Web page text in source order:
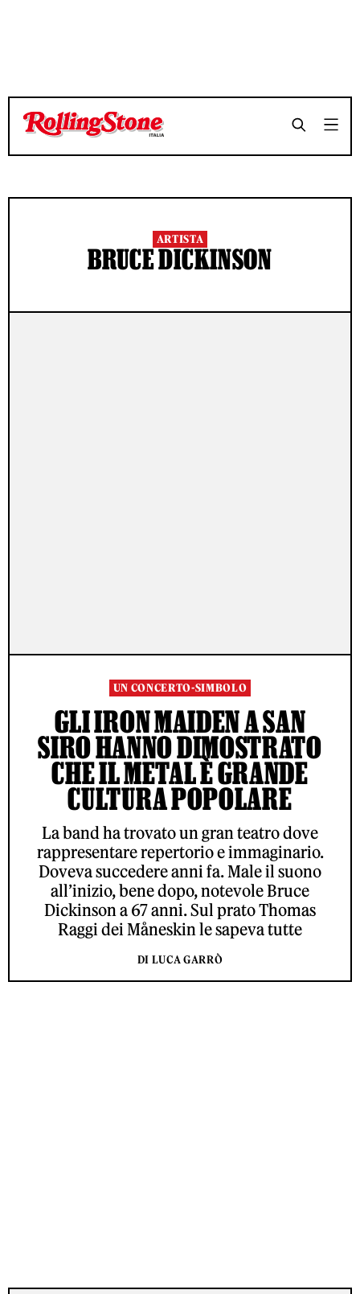
ARTISTA
BRUCE DICKINSON
UN CONCERTO-SIMBOLO
GLI IRON MAIDEN A SAN
SIRO HANNO DIMOSTRATO
CHE IL METAL È GRANDE
CULTURA POPOLARE
La band ha trovato un gran teatro dove
rappresentare repertorio e immaginario.
Doveva succedere anni fa. Male il suono
all’inizio, bene dopo, notevole Bruce
Dickinson a 67 anni. Sul prato Thomas
Raggi dei Måneskin le sapeva tutte
DI LUCA GARRÒ